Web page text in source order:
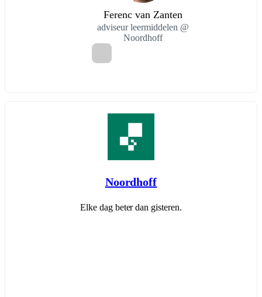
Ferenc van Zanten
adviseur leermiddelen @
Noordhoff
Noordhoff
Elke dag beter dan gisteren.